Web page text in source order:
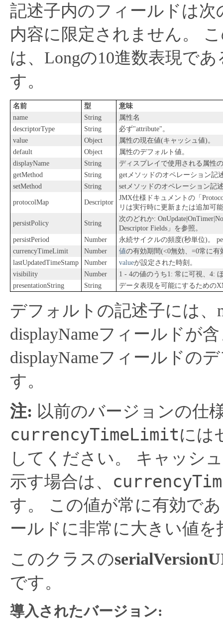
記述子内のフィールドは
内容に限定されません。
は、Longの10進数表現で
す。
名前 型
意味
name
String
属性名
descriptorType
String
必ず"attribute"。
value
Object
属性の現在値(キャッシュ値)。
default
Object
属性のデフォルト値。
displayName
String
ディスプレイで使用される属性
getMethod
String
getメソッドのオペレーション記
setMethod
String setメソッドのオペレーション記
protocolMap Descriptor
JMX仕様ドキュメントの「
リは実行時に更新または追加可
persistPolicy String
次のどれか:
Descriptor Fields」を参照。
persistPeriod
Number 永続サイクルの頻度(秒単位)。
currencyTimeLimit
Number 値の有効期間(<0無効、=0常に有
lastUpdatedTimeStamp
Number valueが設定された時刻。
visibility
Number
1 - 4の値のうち1: 常に可視、4:
presentationString
String データ表現を可能にするための
デフォルトの記述子には、
displayNameフィールドが
displayNameフィールドの
す。
注: 以前のバージョンの仕
currencyTimeLimitには
してください。
キャッシ
示す場合は、
す。
この値が常に有効で
ールドに非常に大きい値を
このクラスの
です。
導入されたバージョン: